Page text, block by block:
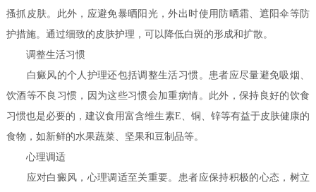
搔抓皮肤。此外，应避免暴晒阳光，外出时使用防晒霜、遮阳伞等防
护措施。通过细致的皮肤护理，可以降低白斑的形成和扩散。
调整生活习惯
白癜风的个人护理还包括调整生活习惯。患者应尽量避免吸烟、
饮酒等不良习惯，因为这些习惯会加重病情。此外，保持良好的饮食
习惯也是必要的，建议食用富含维生素E、铜、锌等有益于皮肤健康的
食物，如新鲜的水果蔬菜、坚果和豆制品等。
心理调适
应对白癜风，心理调适至关重要。患者应保持积极的心态，树立